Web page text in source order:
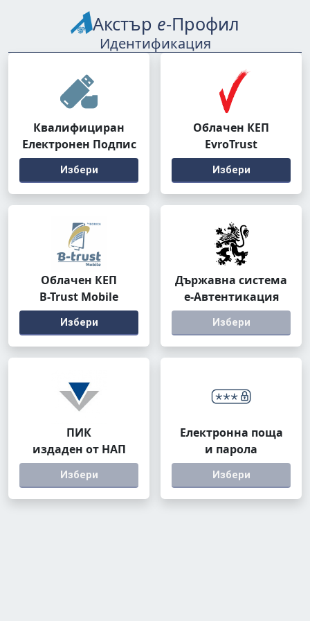
Акстър е-Профил
Идентификация
Квалифициран
Електронен Подпис
Избери
Облачен КЕП
EvroTrust
Избери
Облачен КЕП
B-Trust Mobile
Избери
Държавна система
е-Автентикация
Избери
ПИК
издаден от НАП
Избери
Електронна поща
и парола
Избери